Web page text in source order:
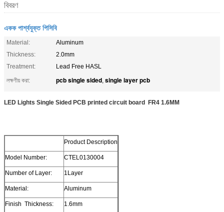
বিবরণ
একক পার্শ্বযুক্ত পিসিবি
Material:
Aluminum
Thickness:
2.0mm
Treatment:
Lead Free HASL
লক্ষণীয় করা:
pcb single sided, single layer pcb
LED Lights Single Sided PCB printed circuit board FR4 1.6MM
Product Description
Model Number: CTEL0130004
Number of Layer: 1Layer
Material: Aluminum
Finish Thickness: 1.6mm